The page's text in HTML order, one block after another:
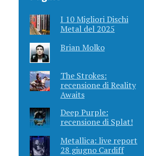
I 10 Migliori Dischi
Metal del 2025
Brian Molko
The Strokes:
recensione di Reality
Awaits
Deep Purple:
recensione di Splat!
Metallica: live report
28 giugno Cardiff